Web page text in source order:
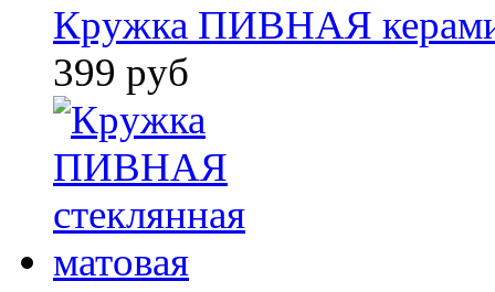
Кружка ПИВНАЯ
399 руб